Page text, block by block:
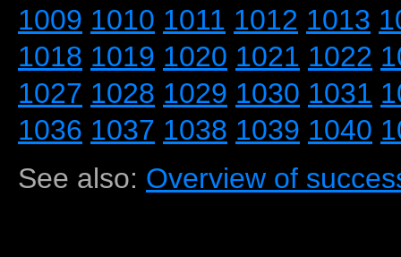
1009 1010 1011 1012 1013
1018 1019 1020 1021 1022
1027 1028 1029 1030 1031
1036 1037 1038 1039 1040
See also: Overview of